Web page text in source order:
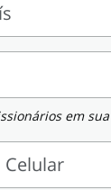
em
Celular